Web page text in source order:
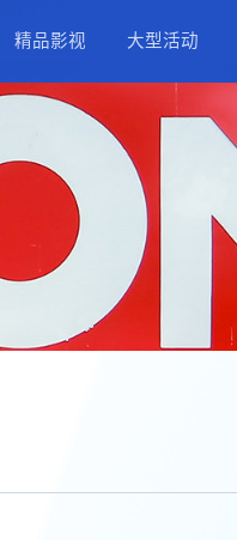
关于天择
公司简介
总部基地
正能量IP
职业纪录片
精品大片
4k影视内容